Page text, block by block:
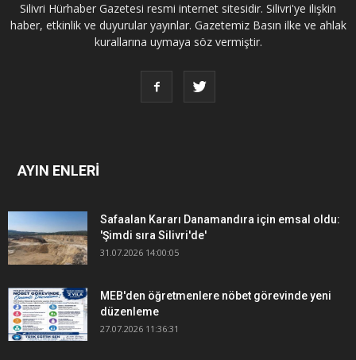
Silivri Hürhaber Gazetesi resmi internet sitesidir. Silivri'ye ilişkin
haber, etkinlik ve duyurular yayınlar. Gazetemiz Basın ilke ve ahlak
kurallarına uymaya söz vermiştir.
AYIN ENLERİ
Safaalan Kararı Danamandıra için emsal oldu:
'Şimdi sıra Silivri'de'
31.07.2026 14:00:05
MEB'den öğretmenlere nöbet görevinde yeni
düzenleme
27.07.2026 11:36:31